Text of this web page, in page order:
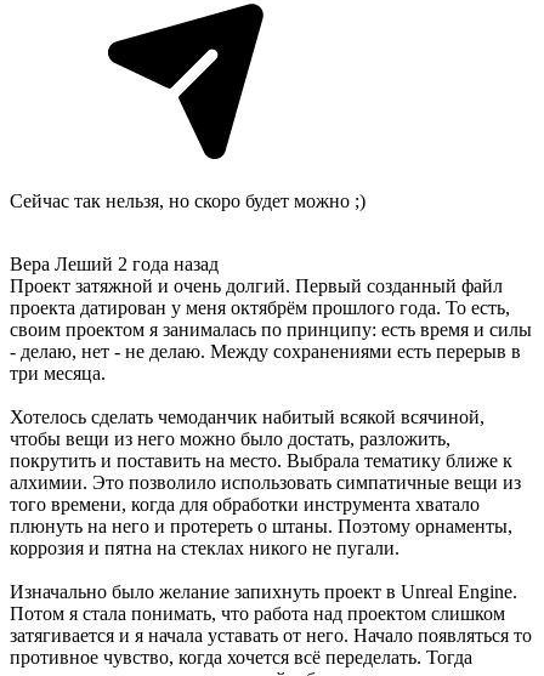
Сейчас так нельзя, но скоро будет можно ;)
Вера Леший 2 года назад
Проект затяжной и очень долгий. Первый созданный файл
проекта датирован у меня октябрём прошлого года. То есть,
своим проектом я занималась по принципу: есть время и силы
- делаю, нет - не делаю. Между сохранениями есть перерыв в
три месяца.
Хотелось сделать чемоданчик набитый всякой всячиной,
чтобы вещи из него можно было достать, разложить,
покрутить и поставить на место. Выбрала тематику ближе к
алхимии. Это позволило использовать симпатичные вещи из
того времени, когда для обработки инструмента хватало
плюнуть на него и протереть о штаны. Поэтому орнаменты,
коррозия и пятна на стеклах никого не пугали.
Изначально было желание запихнуть проект в Unreal Engine.
Потом я стала понимать, что работа над проектом слишком
затягивается и я начала уставать от него. Начало появляться то
противное чувство, когда хочется всё переделать. Тогда